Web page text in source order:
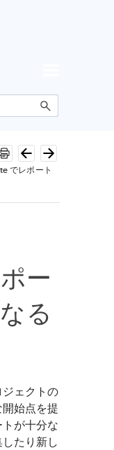
ップ
でレポート
ー
る
ェクトの
始点を提
が十分な
たり新し